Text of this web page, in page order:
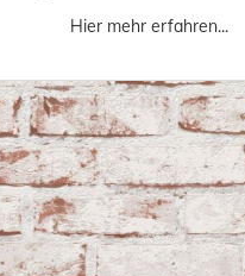
Hier mehr erfahren...